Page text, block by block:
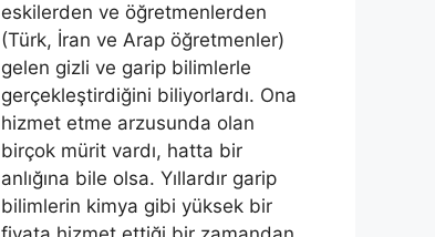
eskilerden ve öğretmenlerden
(Türk, İran ve Arap öğretmenler)
gelen gizli ve garip bilimlerle
gerçekleştirdiğini biliyorlardı. Ona
hizmet etme arzusunda olan
birçok mürit vardı, hatta bir
anlığına bile olsa. Yıllardır garip
bilimlerin kimya gibi yüksek bir